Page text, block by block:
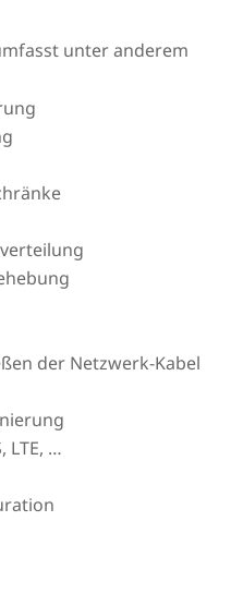
unter anderem
der Netzwerk-Kabel
LTE, …